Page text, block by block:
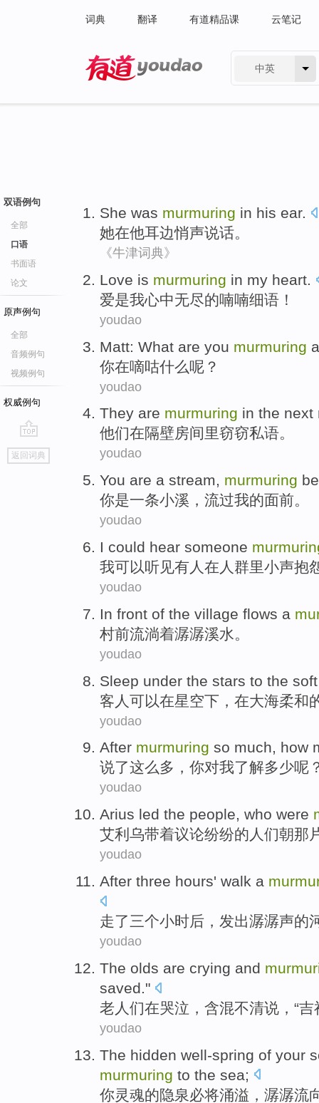
词典 翻译 有道精品课 云笔记
中英
双语例句
全部
口语
书面语
论文
原声例句
全部
音频例句
视频例句
权威例句
go
top
返回词典
She was murmuring in his ear.
她在他耳边悄声说话。
《牛津词典》
Love is murmuring in my heart.
爱是我心中无尽的喃喃细语！
youdao
Matt: What are you murmuring
你在嘀咕什么呢？
youdao
They are murmuring in the next
他们在隔壁房间里窃窃私语。
youdao
You are a stream, murmuring
你是一条小溪 ， 流过我的面前。
youdao
I could hear someone
我可以听见有人 在 人群里小声抱
youdao
In front of the village flows a
村前流淌着潺潺溪水。
youdao
Sleep under the stars to the soft
客人可以在星空下 ，在大海柔和
youdao
After murmuring so much, how
说了这么多 ， 你对我了解多少呢
youdao
Arius led the people, who were
艾利乌带着议论纷纷的 人们朝那
youdao
After three hours' walk a
走了三个小时后 ，发出潺潺声的
youdao
The olds are crying and
saved."
老 人们在哭泣， 含混不清说 ，“吉
youdao
The hidden well-spring of your
murmuring to the sea;
你灵魂的隐泉必将涌溢， 潺潺流